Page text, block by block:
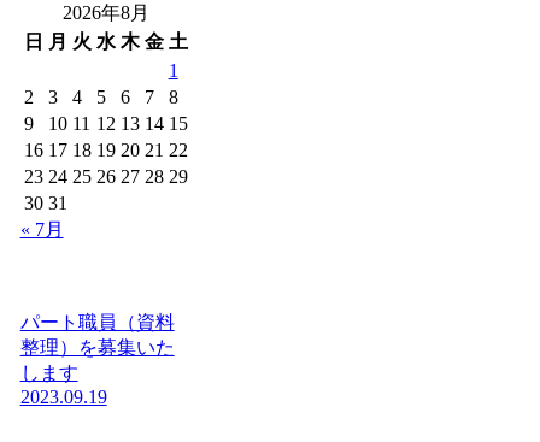
2026年8月
日
月 火 水 木 金 土
1
2
3 4 5 6 7
8
9
10 11 12 13 14 15
16 17 18 19 20 21 22
23 24 25 26 27 28 29
30 31
« 7月
パート職員（資料
整理）を募集いた
します
2023.09.19